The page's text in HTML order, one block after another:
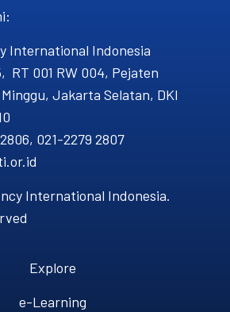
International Indonesia
RT 001 RW 004, Pejaten
Jakarta Selatan, DKI
021-2279 2807
International Indonesia.
Explore
e-Learning